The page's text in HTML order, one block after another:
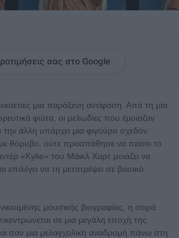
σας στο Google
μια παράξενη αντίφαση. Από τη μία
φώτα, οι μελωδίες που έμοιαζαν
άλλη υπάρχει μια φιγούρα σχεδόν
θόρυβο, ούτε προσπάθησε να πείσει το
«Kylie» του Μάικλ Χαρτ μοιάζει να
επιλέγει να τη μετατρέψει σε βασικό
μουσικής βιογραφίας, η σειρά
σε μια μεγάλη εποχή της
σαν μια μελαγχολική αναδρομή πάνω στη